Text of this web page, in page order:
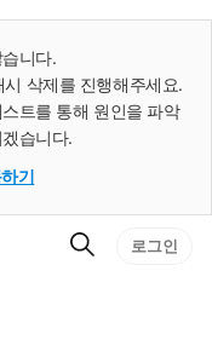
니다.
삭제를 진행해주세요.
트를 통해 원인을 파악
습니다.
기
검
로그인